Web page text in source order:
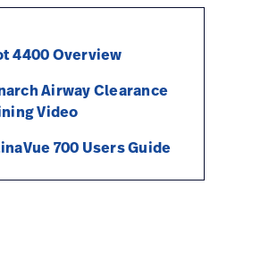
4400 Overview
Airway Clearance
Video
700 Users Guide